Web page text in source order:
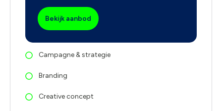
Bekijk aanbod
Campagne & strategie
Branding
Creative concept